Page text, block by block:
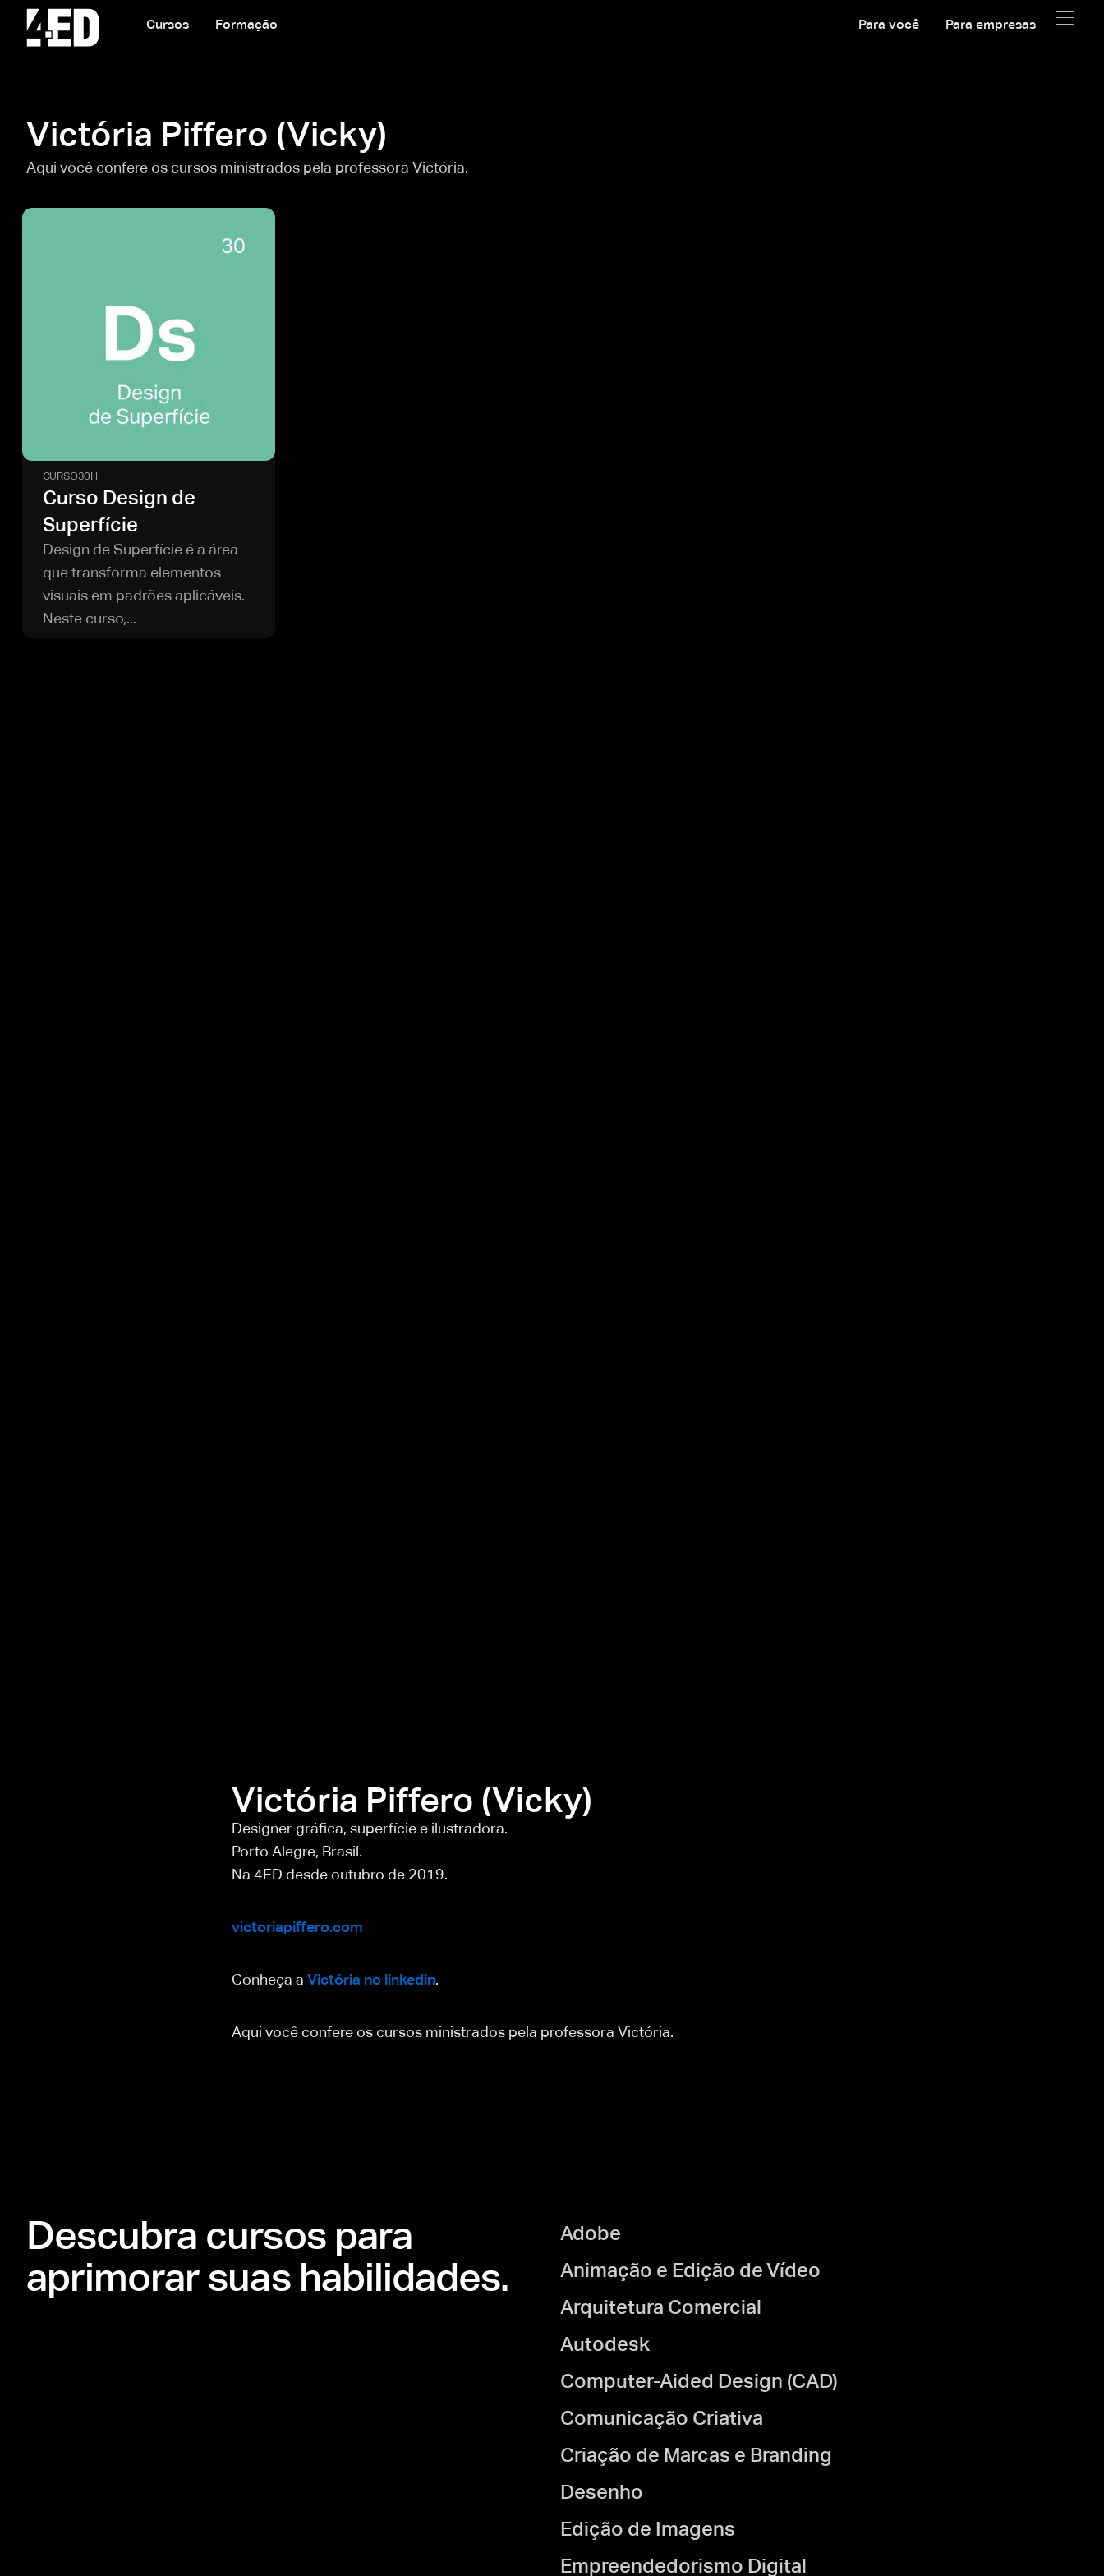
Cursos Formação Para você Para empresas
Victória Piffero (Vicky)
Aqui você confere os cursos ministrados pela professora Victória.
CURSO30H
Curso Design de
Superfície
Design de Superfície é a área
que transforma elementos
visuais em padrões aplicáveis.
Neste curso,...
Victória Piffero (Vicky)
Designer gráfica, superfície e ilustradora.
Porto Alegre, Brasil.
Na 4ED desde outubro de 2019.
victoriapiffero.com
Conheça a Victória no linkedin.
Aqui você confere os cursos ministrados pela professora Victória.
Descubra cursos para
aprimorar suas habilidades.
Adobe
Animação e Edição de Vídeo
Arquitetura Comercial
Autodesk
Computer-Aided Design (CAD)
Comunicação Criativa
Criação de Marcas e Branding
Desenho
Edição de Imagens
Empreendedorismo Digital